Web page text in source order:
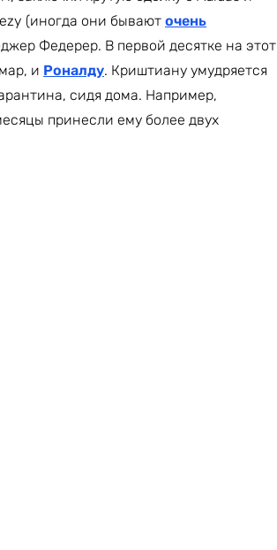
(иногда они бывают очень
Федерер. В первой десятке на этот
и Роналду. Криштиану умудряется
сидя дома. Например,
принесли ему более двух